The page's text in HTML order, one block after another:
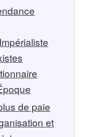
de paie
et